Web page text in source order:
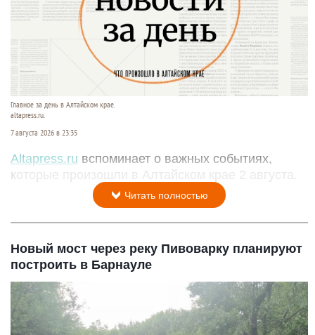
Главное за день в Алтайском крае.
altapress.ru.
7 августа 2026 в 23:35
Altapress.ru вспоминает о важных событиях,
которые произошли в Алтайском крае 2 августа.
Читать полностью
Новый мост через реку Пивоварку планируют
построить в Барнауле